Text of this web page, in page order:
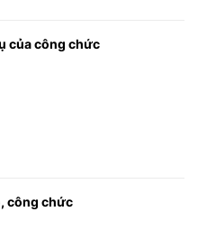
của công chức
công chức